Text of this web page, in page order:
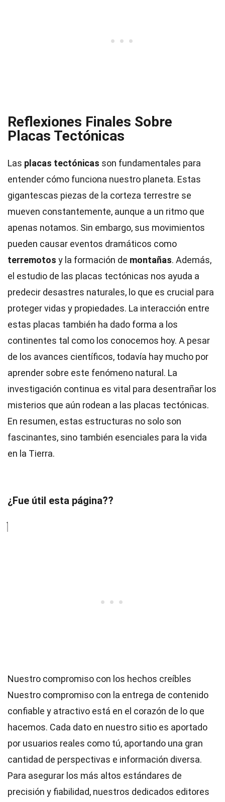
Reflexiones Finales Sobre
Placas Tectónicas
Las placas tectónicas son fundamentales para
entender cómo funciona nuestro planeta. Estas
gigantescas piezas de la corteza terrestre se
mueven constantemente, aunque a un ritmo que
apenas notamos. Sin embargo, sus movimientos
pueden causar eventos dramáticos como
terremotos y la formación de montañas. Además,
el estudio de las placas tectónicas nos ayuda a
predecir desastres naturales, lo que es crucial para
proteger vidas y propiedades. La interacción entre
estas placas también ha dado forma a los
continentes tal como los conocemos hoy. A pesar
de los avances científicos, todavía hay mucho por
aprender sobre este fenómeno natural. La
investigación continua es vital para desentrañar los
misterios que aún rodean a las placas tectónicas.
En resumen, estas estructuras no solo son
fascinantes, sino también esenciales para la vida
en la Tierra.
¿Fue útil esta página??
Nuestro compromiso con los hechos creíbles
Nuestro compromiso con la entrega de contenido
confiable y atractivo está en el corazón de lo que
hacemos. Cada dato en nuestro sitio es aportado
por usuarios reales como tú, aportando una gran
cantidad de perspectivas e información diversa.
Para asegurar los más altos estándares de
precisión y fiabilidad, nuestros dedicados editores